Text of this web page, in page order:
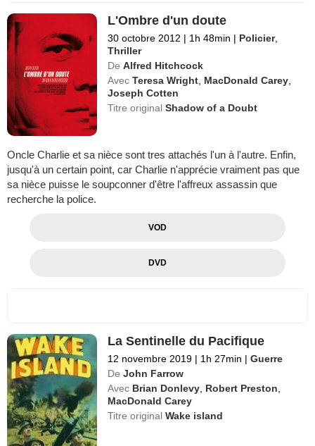
L'Ombre d'un doute
30 octobre 2012 | 1h 48min | Policier,
Thriller
De Alfred Hitchcock
Avec Teresa Wright MacDonald Carey
Joseph Cotten
Titre originalShadow of a Doubt
Oncle Charlie et sa nièce sont tres attachés l'un à l'autre. Enfin,
jusqu'à un certain point, car Charlie n'apprécie vraiment pas que
sa nièce puisse le soupconner d'être l'affreux assassin que
recherche la police.
VOD
DVD
La Sentinelle du Pacifique
12 novembre 2019 | 1h 27min | Guerre
De John Farrow
Avec Brian Donlevy Robert Preston
MacDonald Carey
Titre originalWake island